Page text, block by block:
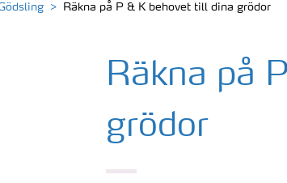
Räkna på P & K behovet till dina grödor
Räkna på
grödor